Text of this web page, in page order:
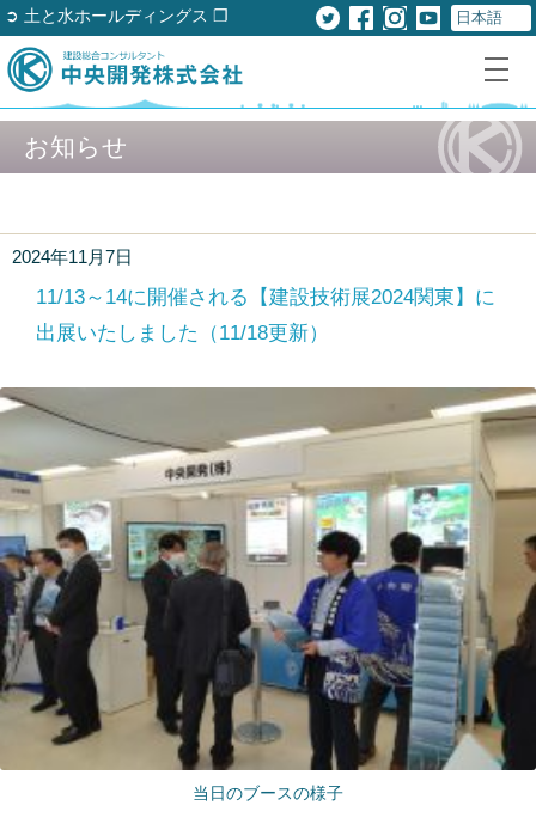
➲ 土と水ホールディングス ❐
お知らせ
2024年11月7日
11/13～14に開催される【建設技術展2024関東】に
出展いたしました（11/18更新）
当日のブースの様子